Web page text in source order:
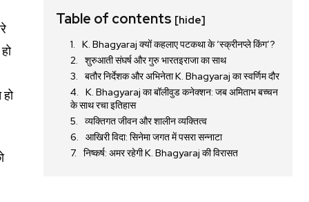
Table of contents [hide]
K. Bhagyaraj क्यों कहलाए पटकथा के ‘स्क्रीनप्ले किंग’?
शुरुआती संघर्ष और गुरु भारतइराजा का साथ
बतौर निर्देशक और अभिनेता K. Bhagyaraj का स्वर्णिम दौर
K. Bhagyaraj का बॉलीवुड कनेक्शन: जब अमिताभ बच्चन
के साथ रचा इतिहास
व्यक्तिगत जीवन और शालीन व्यक्तित्व
आखिरी विदा: सिनेमा जगत में पसरा सन्नाटा
निष्कर्ष: अमर रहेगी K. Bhagyaraj की विरासत